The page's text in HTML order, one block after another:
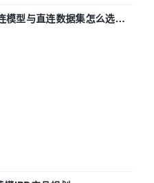
型与直连数据集怎么选，
团队